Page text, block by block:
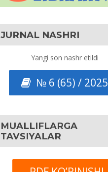
JURNAL NASHRI
Yangi son nashr etildi
№ 6 (65) / 2025
MUALLIFLARGA
TAVSIYALAR